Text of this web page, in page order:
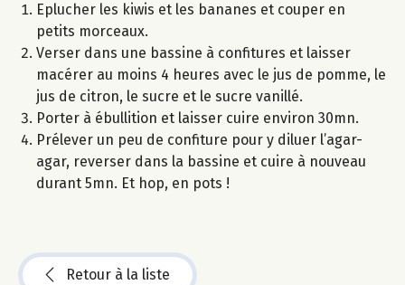
Eplucher les kiwis et les bananes et couper en
petits morceaux.
Verser dans une bassine à confitures et laisser
macérer au moins 4 heures avec le jus de pomme, le
jus de citron, le sucre et le sucre vanillé.
Porter à ébullition et laisser cuire environ 30mn.
Prélever un peu de confiture pour y diluer l’agar-
agar, reverser dans la bassine et cuire à nouveau
durant 5mn. Et hop, en pots !
Retour à la liste